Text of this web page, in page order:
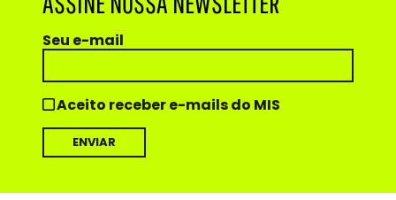
Seu e-mail
Aceito receber e-mails do MIS